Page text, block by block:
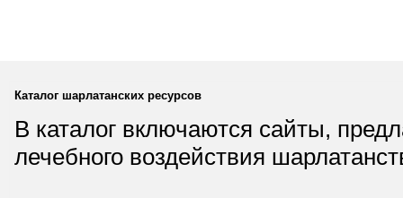
Каталог шарлатанских ресурсов
В каталог включаются сайты,
лечебного воздействия